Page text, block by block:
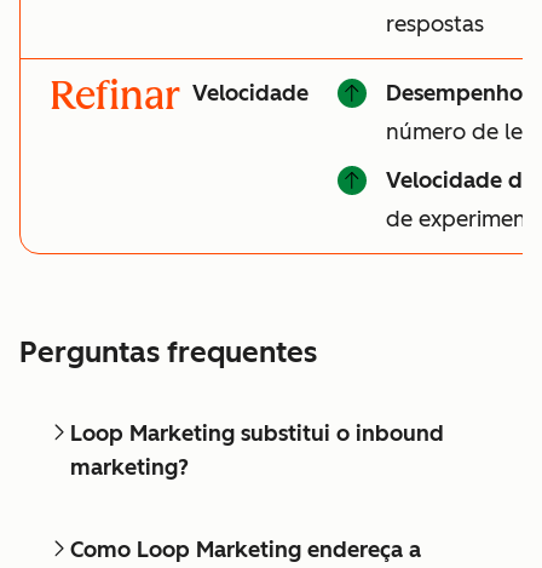
respostas
Refinar Velocidade
Desempenho
número de
Velocidade do
de
Perguntas frequentes
Loop Marketing substitui o inbound
marketing?
Como Loop Marketing endereça a